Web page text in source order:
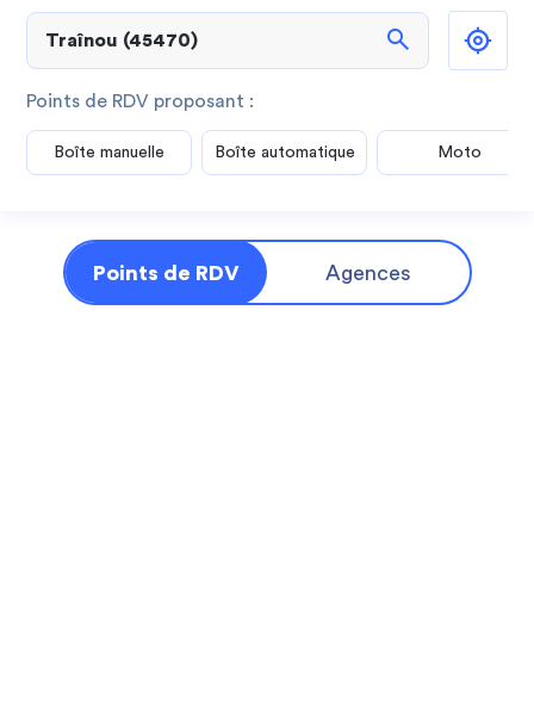
search
Points de RDV proposant :
Boîte manuelle Boîte automatique Moto
Points de RDV Agences